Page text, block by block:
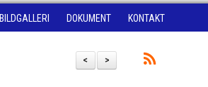
BILDGALLERI DOKUMENT KONTAKT
>
<